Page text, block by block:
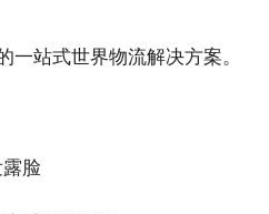
站式世界物流解决方案。
脸